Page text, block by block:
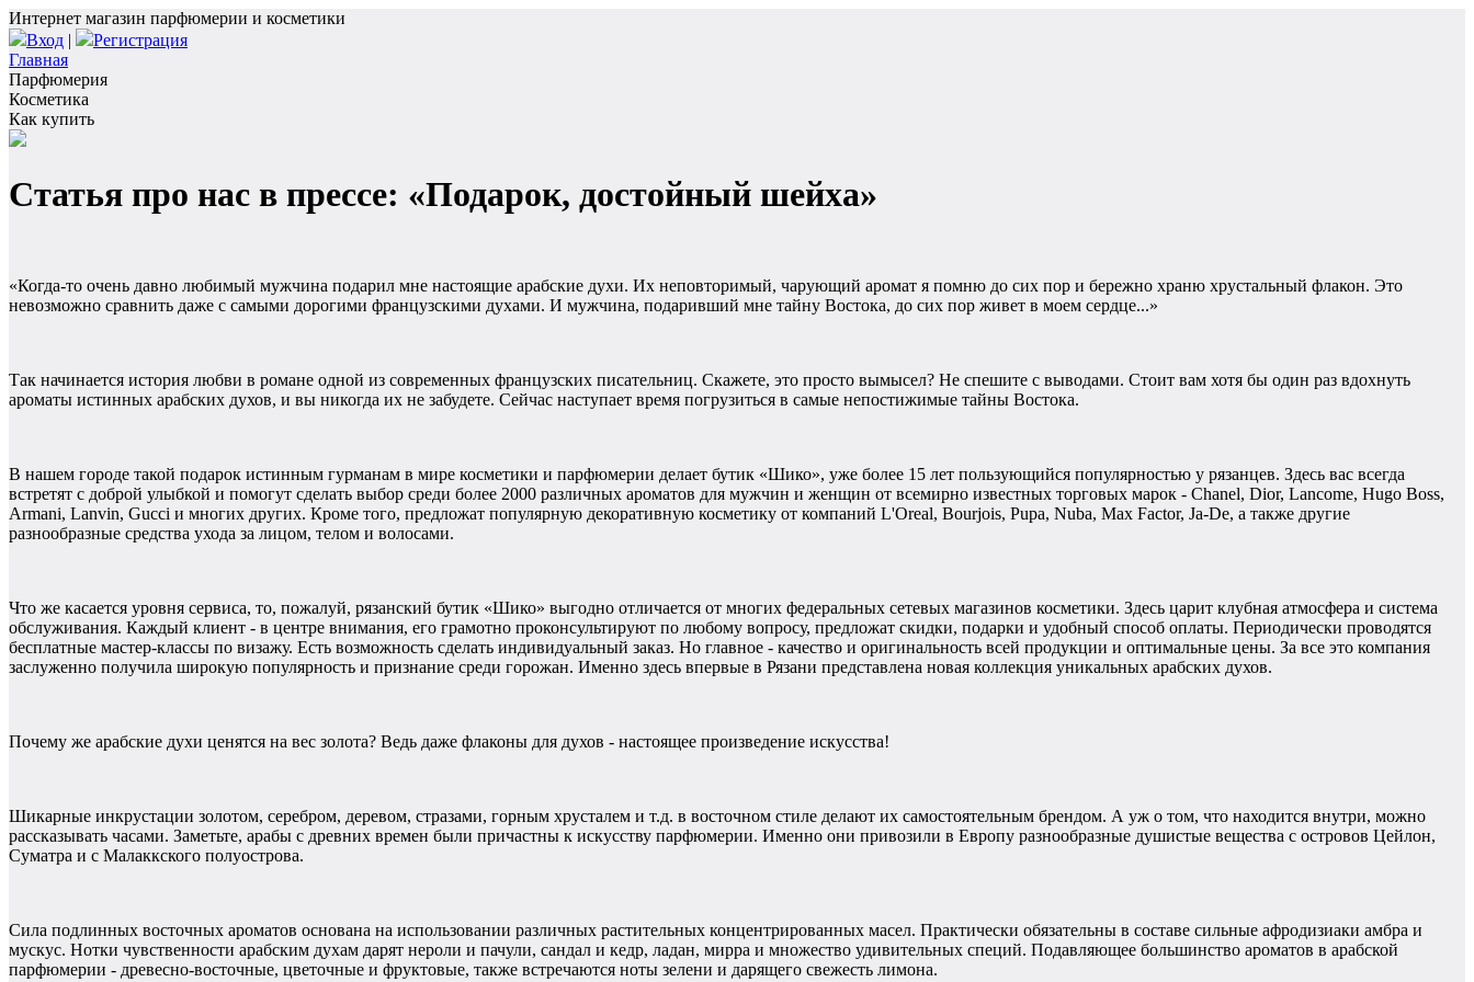
Интернет магазин парфюмерии и косметики
Вход |
Регистрация
Главная
Парфюмерия
Косметика
Как купить
Статья про нас в прессе: «Подарок, достойный шейха»
«Когда-то очень давно любимый мужчина подарил мне настоящие арабские духи. Их неповторимый, чарующий аромат я помню до сих пор и бережно храню хрустальный флакон. Это
невозможно сравнить даже с самыми дорогими французскими духами. И мужчина, подаривший мне тайну Востока, до сих пор живет в моем сердце...»
Так начинается история любви в романе одной из современных французских писательниц. Скажете, это просто вымысел? Не спешите с выводами. Стоит вам хотя бы один раз вдохнуть
ароматы истинных арабских духов, и вы никогда их не забудете. Сейчас наступает время погрузиться в самые непостижимые тайны Востока.
В нашем городе такой подарок истинным гурманам в мире косметики и парфюмерии делает бутик «Шико», уже более 15 лет пользующийся популярностью у рязанцев. Здесь вас всегда
встретят с доброй улыбкой и помогут сделать выбор среди более 2000 различных ароматов для мужчин и женщин от всемирно известных торговых марок - Chanel, Dior, Lancome, Hugo Boss,
Armani, Lanvin, Gucci и многих других. Кроме того, предложат популярную декоративную косметику от компаний L'Oreal, Bourjois, Pupa, Nuba, Max Factor, Ja-De, а также другие
разнообразные средства ухода за лицом, телом и волосами.
Что же касается уровня сервиса, то, пожалуй, рязанский бутик «Шико» выгодно отличается от многих федеральных сетевых магазинов косметики. Здесь царит клубная атмосфера и система
обслуживания. Каждый клиент - в центре внимания, его грамотно проконсультируют по любому вопросу, предложат скидки, подарки и удобный способ оплаты. Периодически проводятся
бесплатные мастер-классы по визажу. Есть возможность сделать индивидуальный заказ. Но главное - качество и оригинальность всей продукции и оптимальные цены. За все это компания
заслуженно получила широкую популярность и признание среди горожан. Именно здесь впервые в Рязани представлена новая коллекция уникальных арабских духов.
Почему же арабские духи ценятся на вес золота? Ведь даже флаконы для духов - настоящее произведение искусства!
Шикарные инкрустации золотом, серебром, деревом, стразами, горным хрусталем и т.д. в восточном стиле делают их самостоятельным брендом. А уж о том, что находится внутри, можно
рассказывать часами. Заметьте, арабы с древних времен были причастны к искусству парфюмерии. Именно они привозили в Европу разнообразные душистые вещества с островов Цейлон,
Суматра и с Малаккского полуострова.
Сила подлинных восточных ароматов основана на использовании различных растительных концентрированных масел. Практически обязательны в составе сильные афродизиаки амбра и
мускус. Нотки чувственности арабским духам дарят нероли и пачули, сандал и кедр, ладан, мирра и множество удивительных специй. Подавляющее большинство ароматов в арабской
парфюмерии - древесно-восточные, цветочные и фруктовые, также встречаются ноты зелени и дарящего свежесть лимона.